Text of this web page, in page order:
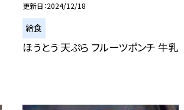
更新日 2024/12/18
給食
ほうとう 天ぷら フルーツポンチ 牛乳